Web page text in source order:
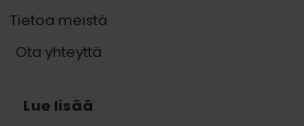
Tietoa meistä
Ota yhteyttä
Lue lisää